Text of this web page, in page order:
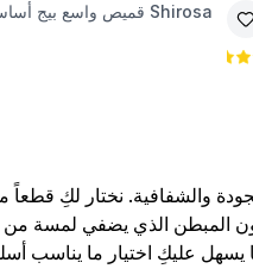
Shirosa قميص واسع بيج
والشفافية. نختار لكِ
المبطن الذي يضفي لمسة من
مما يسهل عليكِ اختيار ما